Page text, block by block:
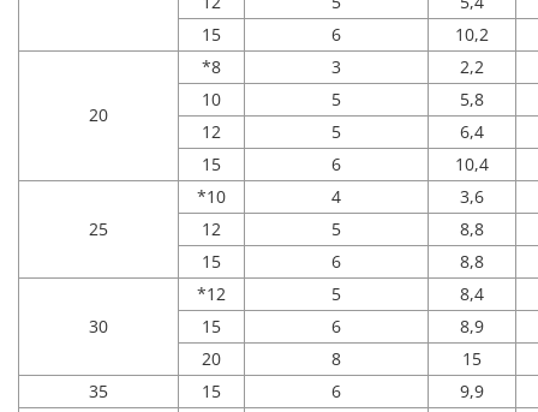
15
6 10,2
20
*8 3
2,2
10
5
5,8
12
5
6,4
15
6 10,4
25
*10 4
3,6
12
5
8,8
15
6 8,8
30
*12 5
8,4
15
6
8,9
20
8
15
35
15 6
9,9